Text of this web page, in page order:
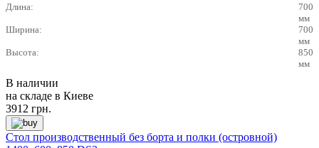
Длина:
700
мм
Ширина:
700
мм
Высота:
850
мм
В наличии
на складе в Киеве
3912 грн.
Стол производственный без борта и полки (островной)